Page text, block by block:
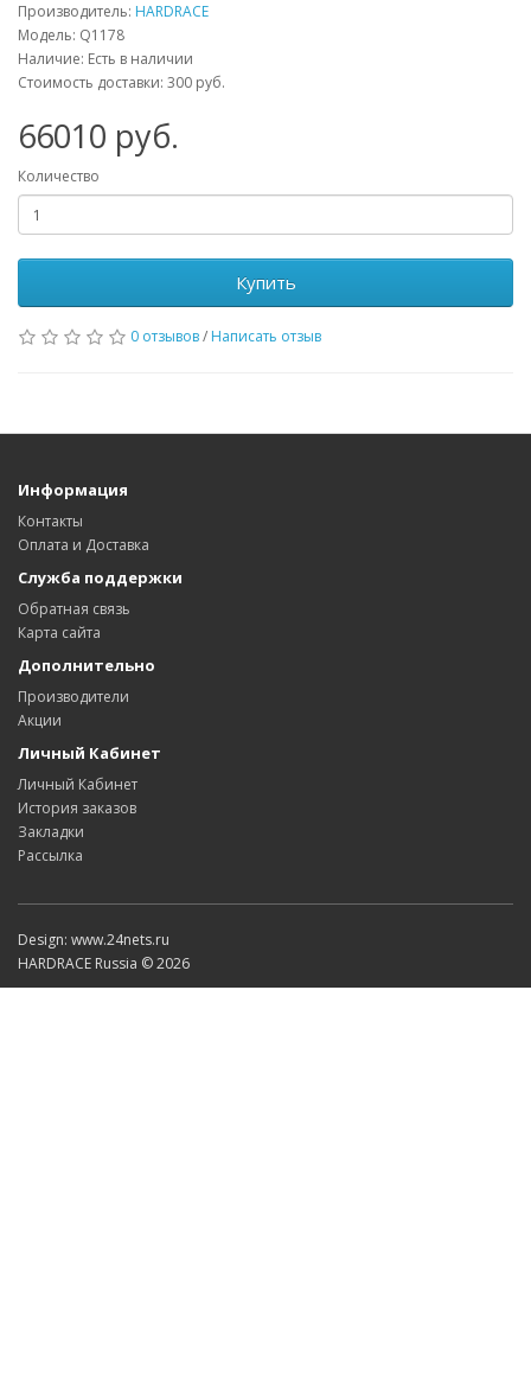
Производитель: HARDRACE
Модель: Q1178
Наличие: Есть в наличии
Стоимость доставки: 300 руб.
66010 руб.
Количество
Купить
0 отзывов/ Написать отзыв
Информация
Контакты
Оплата и Доставка
Служба поддержки
Обратная связь
Карта сайта
Дополнительно
Производители
Акции
Личный Кабинет
Личный Кабинет
История заказов
Закладки
Рассылка
Design: www.24nets.ru
HARDRACE Russia © 2026